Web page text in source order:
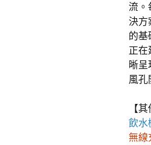
流。
決方
的基
正在
晰呈
風孔
【
飲水
無線